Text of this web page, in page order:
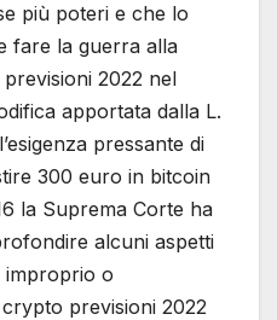
più poteri e che lo
fare la guerra alla
2022 nel
apportata dalla L.
pressante di
300 euro in bitcoin
la Suprema Corte ha
alcuni aspetti
improprio o
previsioni 2022